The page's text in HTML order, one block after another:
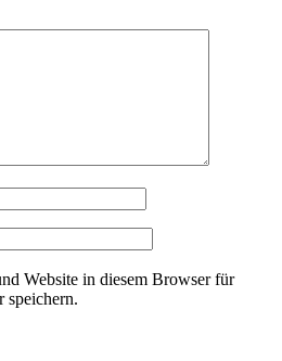
Website in diesem Browser für
speichern.